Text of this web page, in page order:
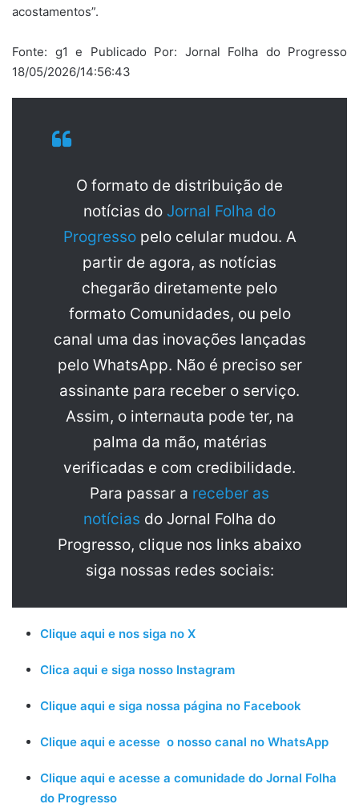
acostamentos”.
Fonte: g1 e Publicado Por: Jornal Folha do Progresso
18/05/2026/14:56:43
O formato de distribuição de
notícias do Jornal Folha do
Progresso pelo celular mudou. A
partir de agora, as notícias
chegarão diretamente pelo
formato Comunidades, ou pelo
canal uma das inovações lançadas
pelo WhatsApp. Não é preciso ser
assinante para receber o serviço.
Assim, o internauta pode ter, na
palma da mão, matérias
verificadas e com credibilidade.
Para passar a receber as
notícias do Jornal Folha do
Progresso, clique nos links abaixo
siga nossas redes sociais:
Clique aqui e nos siga no X
Clica aqui e siga nosso Instagram
Clique aqui e siga nossa página no Facebook
Clique aqui e acesse o nosso canal no WhatsApp
Clique aqui e acesse a comunidade do Jornal Folha
do Progresso